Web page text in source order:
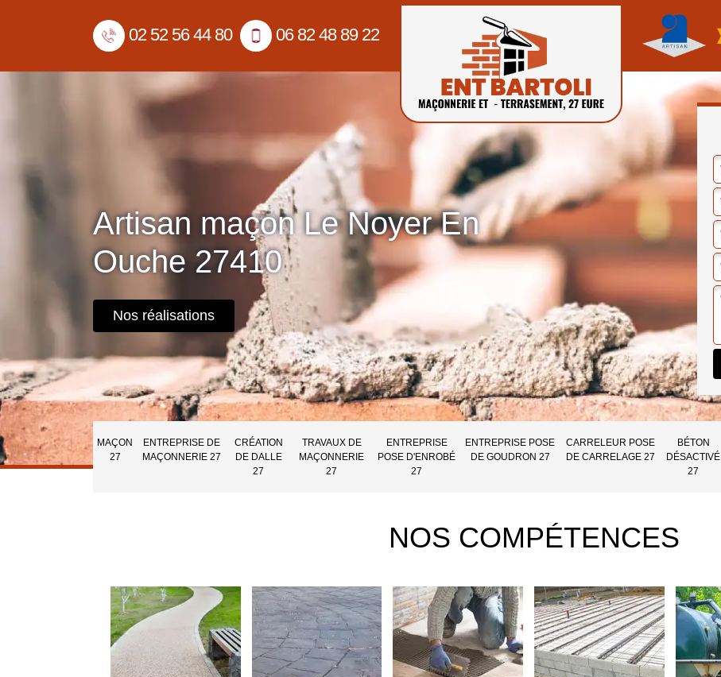
02 52 56 44 80 06 82 48 89 22
Artisan maçon Le Noyer En
Ouche 27410
Nos réalisations
MAÇON
27
ENTREPRISE DE
MAÇONNERIE 27
CRÉATION
DE DALLE
27
TRAVAUX DE
MAÇONNERIE
27
ENTREPRISE
POSE D'ENROBÉ
27
ENTREPRISE POSE
DE GOUDRON 27
CARRELEUR POSE
DE CARRELAGE 27
BÉTON
DÉSACTIVÉ
27
NOS COMPÉTENCES